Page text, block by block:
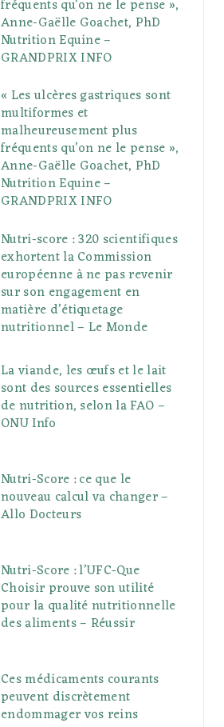
l
s
a
m
s
fréquents qu’on ne le pense »,
Anne-Gaëlle Goachet, PhD
Nutrition Equine –
GRANDPRIX INFO
« Les ulcères gastriques sont
multiformes et
malheureusement plus
fréquents qu’on ne le pense »,
Anne-Gaëlle Goachet, PhD
Nutrition Equine –
GRANDPRIX INFO
Nutri-score : 320 scientifiques
exhortent la Commission
européenne à ne pas revenir
sur son engagement en
matière d’étiquetage
nutritionnel – Le Monde
La viande, les œufs et le lait
sont des sources essentielles
de nutrition, selon la FAO –
ONU Info
Nutri-Score : ce que le
nouveau calcul va changer –
Allo Docteurs
Nutri-Score : l’UFC-Que
Choisir prouve son utilité
pour la qualité nutritionnelle
des aliments – Réussir
Ces médicaments courants
peuvent discrètement
endommager vos reins